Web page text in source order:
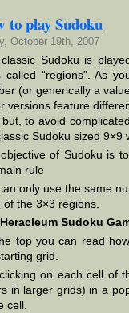
to play Sudoku
October 19th, 2007
Sudoku is
called “regions”. As
(or generically a
versions feature
to avoid
Sudoku sized 9×9
of Sudoku is
rule
only use the same
of the 3×3 regions.
Sudoku
top you can read
grid.
on each cell of
in larger grids) in a
cell.